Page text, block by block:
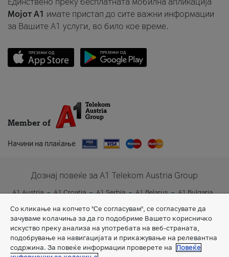
Единствено преку бесплатната мобилна апликација
Мојот A1 имате пристап до сите важни информации
за Вашите A1 услуги, во било кое време.
Member of
Начини на плаќање
Дознај повеќе за A1 Telekom Austria Group
A1 Austria A1 Croatia A1 Serbia A1 Belarus
A1 Bulgaria
Со кликање на копчето "Се согласувам", се согласувате да
зачуваме колачиња за да го подобриме Вашето корисничко
искуство преку анализа на употребата на веб-страната,
подобрување на навигацијата и прикажување на релевантна
содржина. За повеќе информации проверете на
Повеќе